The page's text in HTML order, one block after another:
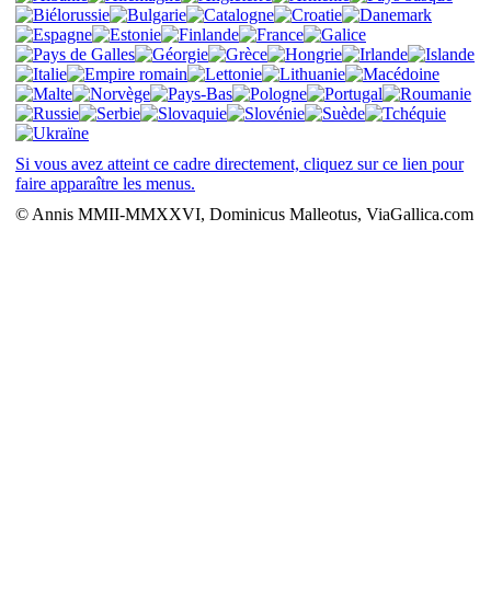
Si vous avez atteint ce cadre directement, cliquez sur ce lien pour
faire apparaître les menus.
© Annis MMII-MMXXVI, Dominicus Malleotus, ViaGallica.com